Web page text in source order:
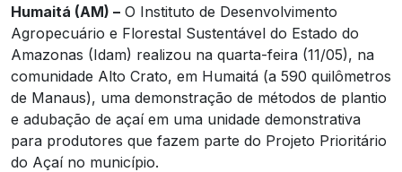
Humaitá (AM) – O Instituto de Desenvolvimento
Agropecuário e Florestal Sustentável do Estado do
Amazonas (Idam) realizou na quarta-feira (11/05), na
comunidade Alto Crato, em Humaitá (a 590 quilômetros
de Manaus), uma demonstração de métodos de plantio
e adubação de açaí em uma unidade demonstrativa
para produtores que fazem parte do Projeto Prioritário
do Açaí no município.